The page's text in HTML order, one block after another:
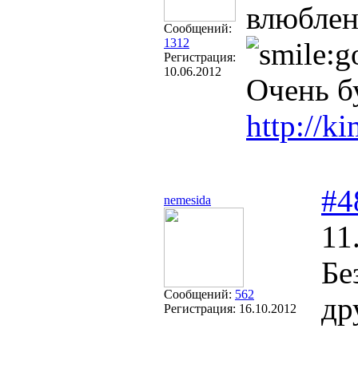
Сообщений:
1312
Регистрация:
10.06.2012
Очень
http://
nemesida
Сообщений: 562
Регистрация: 16.10.2012